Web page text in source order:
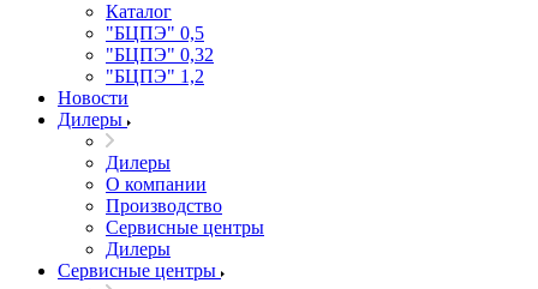
Каталог
"БЦПЭ" 0,5
"БЦПЭ" 0,32
"БЦПЭ" 1,2
Новости
Дилеры
Дилеры
О компании
Производство
Сервисные центры
Дилеры
Сервисные центры